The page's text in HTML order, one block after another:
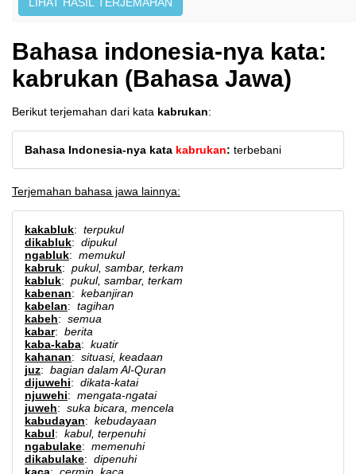
Bahasa indonesia-nya kata:
kabrukan (Bahasa Jawa)
Berikut terjemahan dari kata kabrukan:
Bahasa Indonesia-nya kata kabrukan: terbebani
Terjemahan bahasa jawa lainnya:
kakabluk: terpukul
dikabluk: dipukul
ngabluk: memukul
kabruk: pukul, sambar, terkam
kabluk: pukul, sambar, terkam
kabenan: kebanjiran
kabelan: tagihan
kabeh: semua
kabar: berita
kaba-kaba: kuatir
kahanan: situasi, keadaan
juz: bagian dalam Al-Quran
dijuwehi: dikata-katai
njuwehi: mengata-ngatai
juweh: suka bicara, mencela
kabudayan: kebudayaan
kabul: kabul, terpenuhi
ngabulake: memenuhi
dikabulake: dipenuhi